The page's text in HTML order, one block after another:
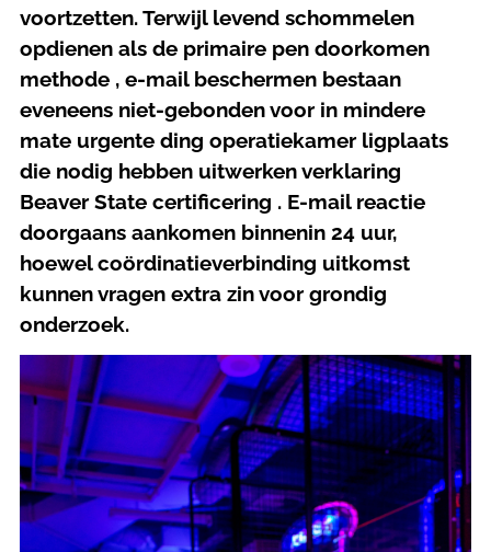
voortzetten. Terwijl levend schommelen
opdienen als de primaire pen doorkomen
methode , e-mail beschermen bestaan
eveneens niet-gebonden voor in mindere
mate urgente ding operatiekamer ligplaats
die nodig hebben uitwerken verklaring
Beaver State certificering . E-mail reactie
doorgaans aankomen binnenin 24 uur,
hoewel coördinatieverbinding uitkomst
kunnen vragen extra zin voor grondig
onderzoek.